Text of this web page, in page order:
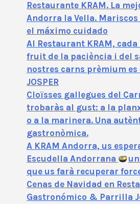
Restaurante KRAM. La
Andorra la Vella.
el máximo cuidado
Al Restaurant KRAM, cada
fruit de la paciència i del
nostres carns prèmium
JOSPER
Cloïsses gallegues del
trobaràs al gust: a la
o a la marinera. Una
gastronòmica.
A KRAM Andorra, us
Escudella Andorrana
que us farà recuperar
Cenas de Navidad en
Gastronómico & Parrilla